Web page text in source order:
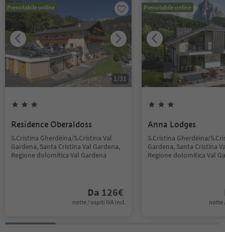
Prenotabile online
1/31
Residence Oberaldoss
S.Cristina Gherdëina/S.Cristina Val
Gardena, Santa Cristina Val Gardena,
Regione dolomitica Val Gardena
Da 126€
notte / ospiti IVA incl.
Prenotabile online
Anna Lodges
S.Cristina Gherdëina/
Gardena, Santa Cristina
Regione dolomitica Val
notte